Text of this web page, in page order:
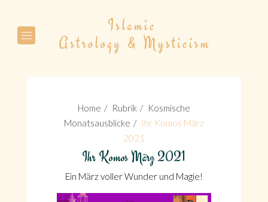
Home Rubrik
Kosmische
Monatsausblicke
Ihr Komos März
2021
Ihr Komos März 2021
Ein März voller Wunder und Magie!